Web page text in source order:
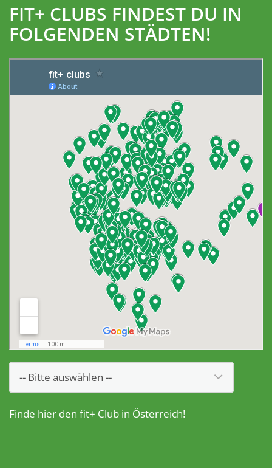
FIT+ CLUBS FINDEST DU IN
FOLGENDEN STÄDTEN!
Finde hier den fit+ Club in Österreich!